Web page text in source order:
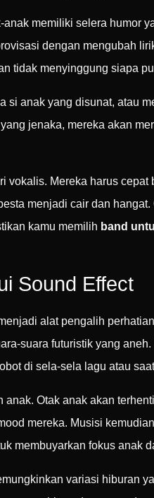
memiliki selera humor
dengan mengubah
tidak menyinggung siapa
si anak yang disunat, atau
jenaka, mereka akan
Mereka harus
menjadi cair dan
kamu memilih band
Sound Effect
alat pengalih
suara futuristik yang
di sela-sela lagu atau
Otak anak akan
mereka. Musisi
membuyarkan fokus anak
variasi hiburan